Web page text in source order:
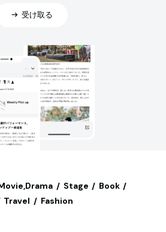
受け取る
Stage
Book
Travel Fashion